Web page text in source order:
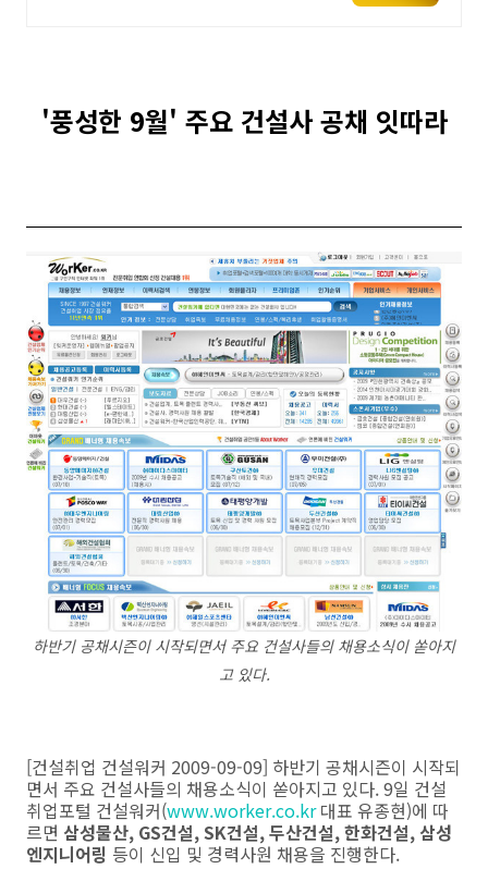
'풍성한 9월' 주요 건설사 공채 잇따라
하반기 공채시즌이 시작되면서 주요 건설사들의 채용소식이 쏟아지
고 있다.
[건설취업 건설워커 2009-09-09] 하반기 공채시즌이 시작되
면서 주요 건설사들의 채용소식이 쏟아지고 있다. 9일 건설
취업포털 건설워커(www.worker.co.kr대표 유종현)에 따
르면 삼성물산, GS건설, SK건설, 두산건설, 한화건설, 삼성
엔지니어링 등이 신입 및 경력사원 채용을 진행한다.